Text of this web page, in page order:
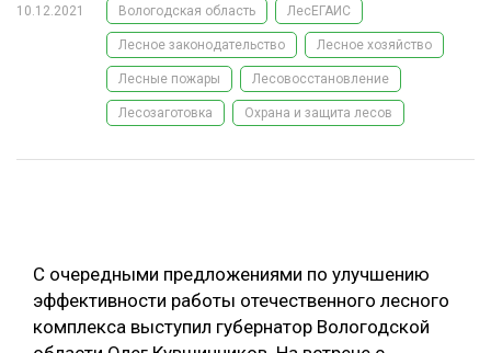
ОБРАБОТКА ДРЕВЕСИНЫ
ЦИФРОВАЯ СРЕДА
БИОЭНЕРГЕТИКА
ЦБП
КОМПЛЕКСНАЯ ПЕРЕРАБОТКА
10.12.2021 Вологодская область ЛесЕГАИС
Лесное законодательство Лесное хозяйство
Лесные пожары Лесовосстановление
Лесозаготовка Охрана и защита лесов
С очередными предложениями по улучшению
эффективности работы отечественного лесного
комплекса выступил губернатор Вологодской